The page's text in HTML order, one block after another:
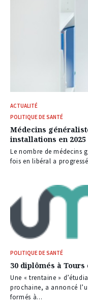
ACTUALITÉ
POLITIQUE DE SANTÉ
Médecins
installations en 2025
Le nombre de médecins
fois en libéral a
POLITIQUE DE SANTÉ
30 diplômés à Tours
Une « trentaine »
prochaine, a annoncé
formés à...